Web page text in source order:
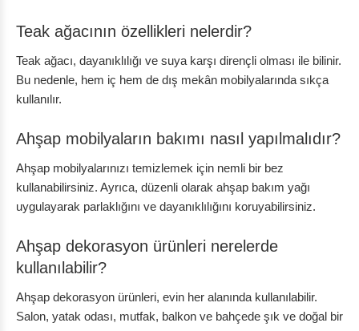
Teak ağacının özellikleri nelerdir?
Teak ağacı, dayanıklılığı ve suya karşı dirençli olması ile bilinir.
Bu nedenle, hem iç hem de dış mekân mobilyalarında sıkça
kullanılır.
Ahşap mobilyaların bakımı nasıl yapılmalıdır?
Ahşap mobilyalarınızı temizlemek için nemli bir bez
kullanabilirsiniz. Ayrıca, düzenli olarak ahşap bakım yağı
uygulayarak parlaklığını ve dayanıklılığını koruyabilirsiniz.
Ahşap dekorasyon ürünleri nerelerde
kullanılabilir?
Ahşap dekorasyon ürünleri, evin her alanında kullanılabilir.
Salon, yatak odası, mutfak, balkon ve bahçede şık ve doğal bir